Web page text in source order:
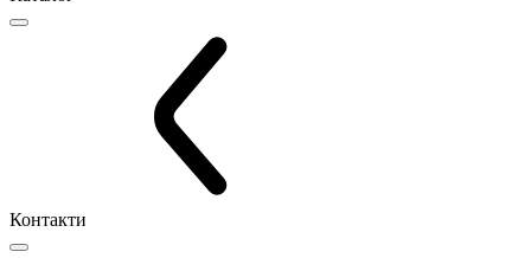
Контакти